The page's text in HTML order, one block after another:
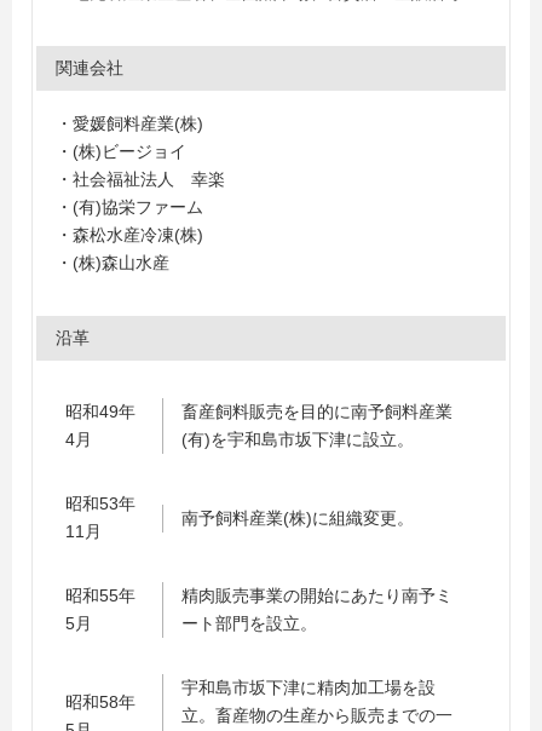
関連会社
・愛媛飼料産業(株)
・(株)ビージョイ
・社会福祉法人 幸楽
・(有)協栄ファーム
・森松水産冷凍(株)
・(株)森山水産
沿革
昭和49年
4月
畜産飼料販売を目的に南予飼料産業
(有)を宇和島市坂下津に設立。
昭和53年
11月
南予飼料産業(株)に組織変更。
昭和55年
5月
精肉販売事業の開始にあたり南予ミ
ート部門を設立。
昭和58年
宇和島市坂下津に精肉加工場を設
立。畜産物の生産から販売までの一